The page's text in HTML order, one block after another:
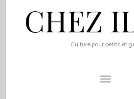
CHEZ
Culture pour petits et
Toggle